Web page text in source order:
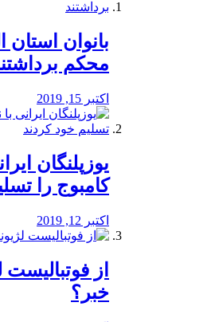
بانوان استان
محكم
اکتبر 15, 2019
یوزپلنگان
کامبوج را
اکتبر 12, 2019
از
خبر؟